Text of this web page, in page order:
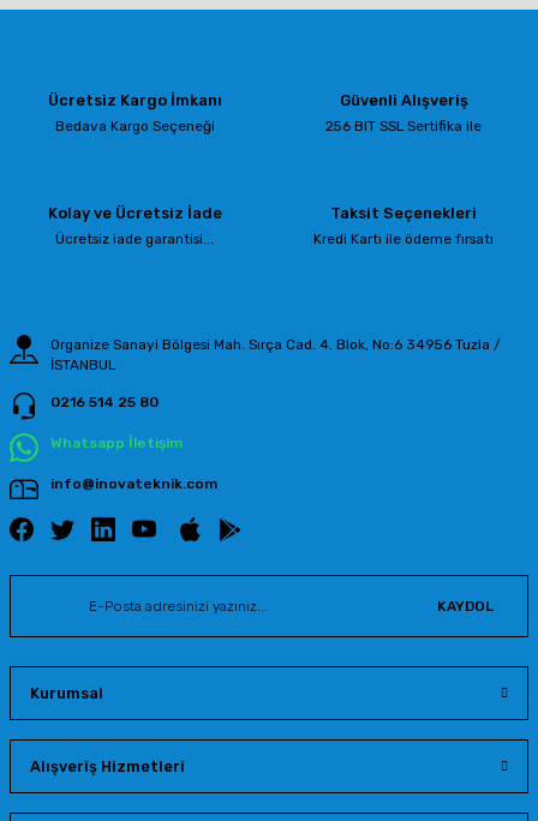
Ürün resmi kalitesiz, bozuk veya görüntülenemiyor.
Ürün fiyatı diğer sitelerden daha pahalı.
Ücretsiz Kargo İmkanı
Bedava Kargo Seçeneği
Güvenli Alışveriş
256 BIT SSL Sertifika ile
Kolay ve Ücretsiz İade
Ücretsiz iade garantisi...
Taksit Seçenekleri
Kredi Kartı ile ödeme fırsatı
Organize Sanayi Bölgesi Mah. Sırça Cad. 4. Blok, No:6 34956 Tuzla /
İSTANBUL
0216 514 25 80
Whatsapp İletişim
info@inovateknik.com
KAYDOL
Kurumsal
Alışveriş Hizmetleri